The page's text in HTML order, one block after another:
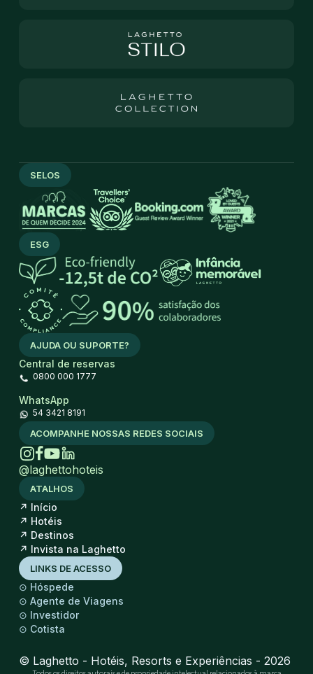
AJUDA OU SUPORTE?
Central de reservas
0800 000 1777
WhatsApp
54 3421 8191
SELOS
ESG
ACOMPANHE NOSSAS REDES SOCIAIS
@laghettohoteis
ATALHOS
↗ Início
↗ Hotéis
↗ Destinos
↗ Invista na Laghetto
LINKS DE ACESSO
⊙ Hóspede
⊙ Agente de Viagens
⊙ Investidor
⊙ Cotista
© Laghetto - Hotéis, Resorts e Experiências - 2026